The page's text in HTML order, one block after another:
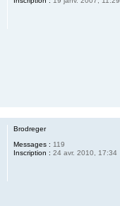
Brodreger
Messages : 119
Inscription : 24 avr. 2010, 17:34